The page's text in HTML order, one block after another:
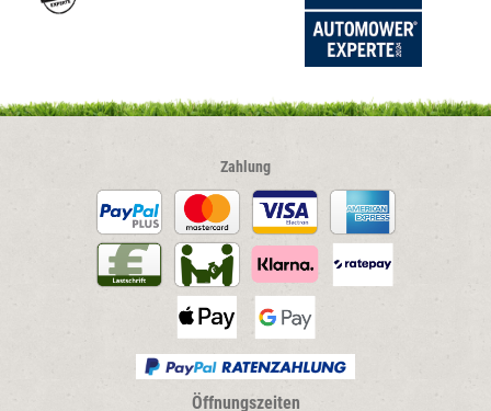
Zahlung
Öffnungszeiten